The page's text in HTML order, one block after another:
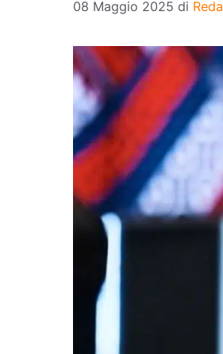
08 Maggio 2025 di